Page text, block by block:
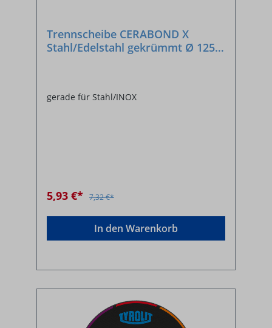
Trennscheibe CERABOND X
Stahl/Edelstahl gekrümmt Ø 125
gerade für Stahl/INOX
5,93 €* 7,32 €*
In den Warenkorb